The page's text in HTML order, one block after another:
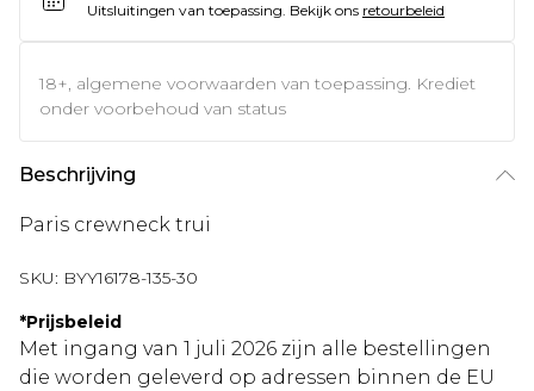
Uitsluitingen van toepassing. Bekijk ons retourbeleid
18+, algemene voorwaarden van toepassing. Krediet
onder voorbehoud van status
Beschrijving
Paris crewneck trui
SKU: BYY16178-135-30
*Prijsbeleid
Met ingang van 1 juli 2026 zijn alle bestellingen
die worden geleverd op adressen binnen de EU